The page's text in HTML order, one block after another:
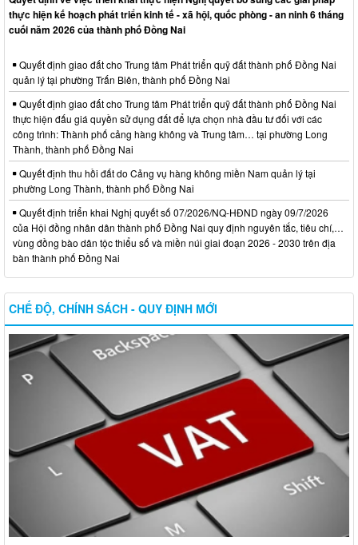
thực hiện kế hoạch phát triển kinh tế - xã hội, quốc phòng - an ninh 6 tháng
cuối năm 2026 của thành phố Đồng Nai
Quyết định giao đất cho Trung tâm Phát triển quỹ đất thành phố Đồng Nai
quản lý tại phường Trấn Biên, thành phố Đồng Nai
Quyết định giao đất cho Trung tâm Phát triển quỹ đất thành phố Đồng Nai
thực hiện đấu giá quyền sử dụng đất để lựa chọn nhà đầu tư đối với các
công trình: Thành phố cảng hàng không và Trung tâm… tại phường Long
Thành, thành phố Đồng Nai
Quyết định thu hồi đất do Cảng vụ hàng không miền Nam quản lý tại
phường Long Thành, thành phố Đồng Nai
Quyết định triển khai Nghị quyết số 07/2026/NQ-HĐND ngày 09/7/2026
của Hội đồng nhân dân thành phố Đồng Nai quy định nguyên tắc, tiêu chí,…
vùng đồng bào dân tộc thiểu số và miền núi giai đoạn 2026 - 2030 trên địa
bàn thành phố Đồng Nai
CHẾ ĐỘ, CHÍNH SÁCH - QUY ĐỊNH MỚI